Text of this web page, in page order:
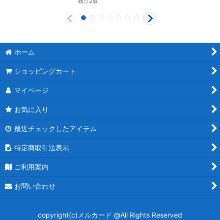
ホーム
ショッピングカート
マイページ
お気に入り
最近チェックしたアイテム
特定商取引法表示
ご利用案内
お問い合わせ
copyright(c)メルカード @All Rights Reserved